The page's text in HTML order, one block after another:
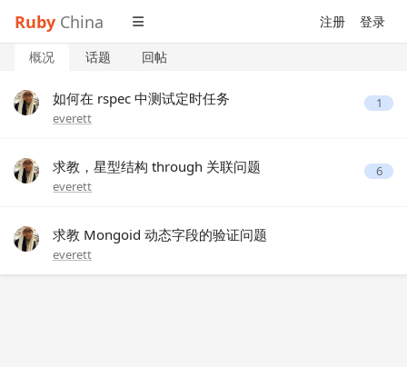
Ruby China 注册 登录
概况 话题 回帖
如何在 rspec 中测试定时任务
everett
1
求教，星型结构 through 关联问题
everett
6
求教 Mongoid 动态字段的验证问题
everett